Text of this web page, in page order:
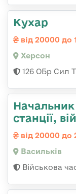
Кухар
від 20000 до
Херсон
126 ОБр Сил
станції,
від 20000 до
Васильків
Військова